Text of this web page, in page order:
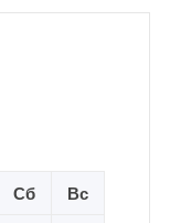
Сб Вс